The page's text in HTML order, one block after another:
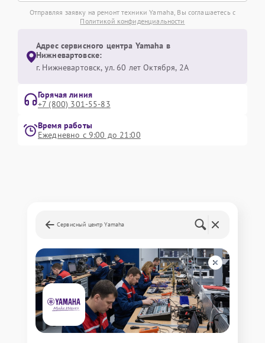
Отправляя заявку на ремонт техники Yamaha, Вы соглашаетесь с
Политикой конфиденциальности
Адрес сервисного центра Yamaha в
Нижневартовске:
г. Нижневартовск, ул. 60 лет Октября, 2А
Горячая линия
+7 (800) 301-55-83
Время работы
Ежедневно с 9:00 до 21:00
Сервисный центр Yamaha